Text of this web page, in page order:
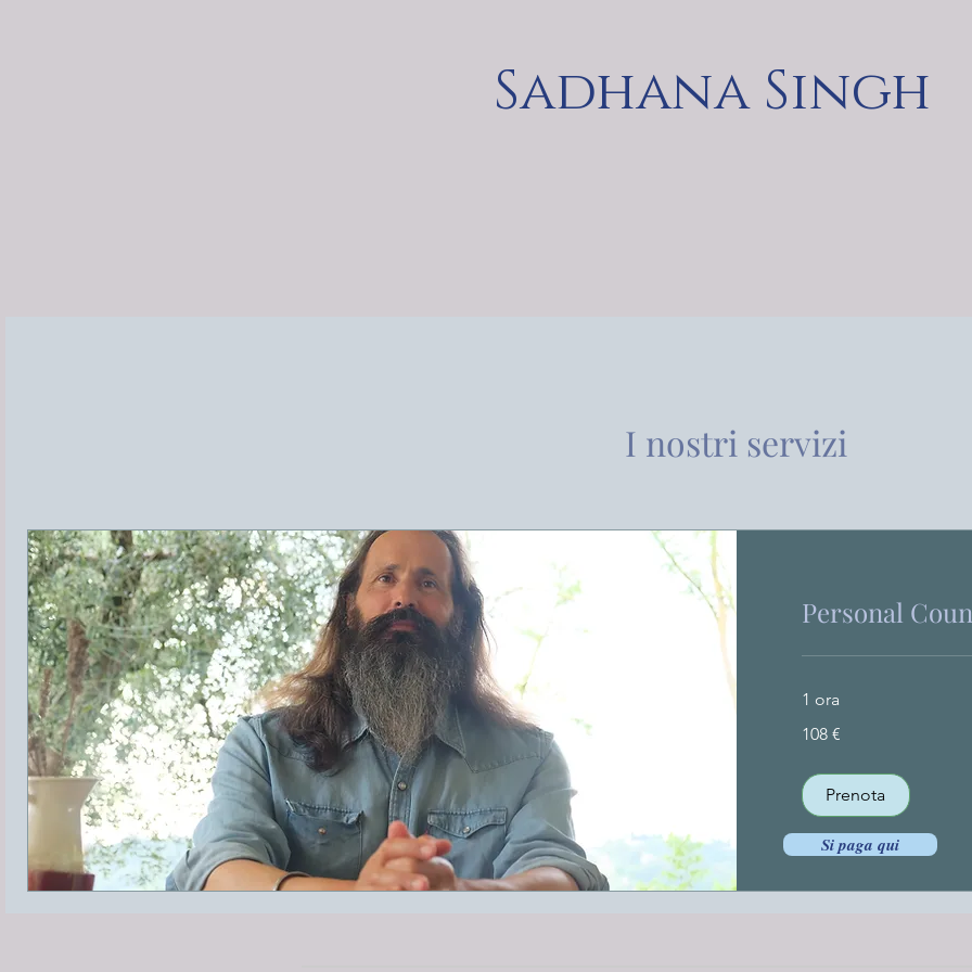
Sadhana Singh
I nostri servizi
Personal
1 ora
euro
108 €
Prenota
Si paga qui